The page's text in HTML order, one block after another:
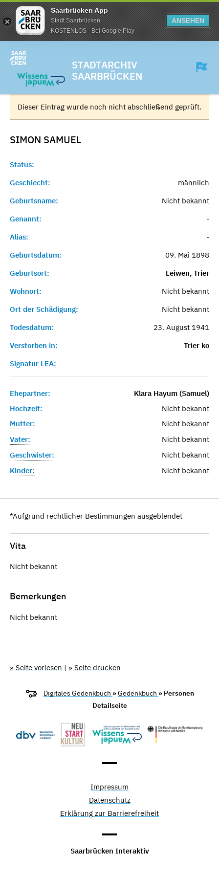
Saarbrücken App
Stadt Saarbrücken
KOSTENLOS - Bei Google Play
ANSEHEN
STADTARCHIV
SAARBRÜCKEN
Dieser Eintrag wurde noch nicht abschließend geprüft.
SIMON SAMUEL
Status:
Geschlecht:
männlich
Geburtsname:
Nicht bekannt
Genannt:
-
Alias:
-
Geburtsdatum:
09. Mai 1898
Geburtsort:
Leiwen, Trier
Wohnort:
Nicht bekannt
Ort der Schädigung:
Nicht bekannt
Todesdatum:
23. August 1941
Verstorben in:
Trier ko
Signatur LEA:
Ehepartner:
Klara Hayum (Samuel)
Hochzeit:
Nicht bekannt
Mutter:
Nicht bekannt
Vater:
Nicht bekannt
Geschwister:
Nicht bekannt
Kinder:
Nicht bekannt
*Aufgrund rechtlicher Bestimmungen ausgeblendet
Vita
Nicht bekannt
Bemerkungen
Nicht bekannt
» Seite vorlesen | » Seite drucken
Digitales Gedenkbuch »Gedenkbuch » Personen
Detailseite
Impressum
Datenschutz
Erklärung zur Barrierefreiheit
Saarbrücken Interaktiv